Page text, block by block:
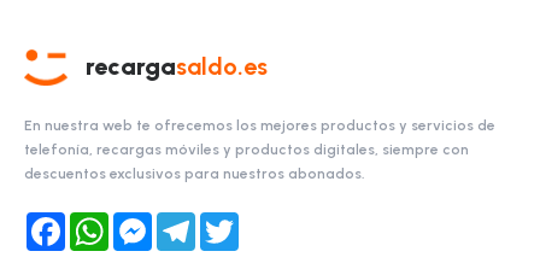
recargasaldo.es
En nuestra web te ofrecemos los mejores productos y servicios de
telefonía, recargas móviles y productos digitales, siempre con
descuentos exclusivos para nuestros abonados.
FacebookWhatsAppMessengerTelegram